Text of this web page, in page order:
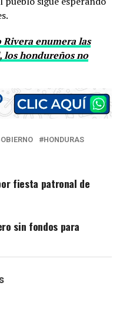
enumera las
los hondureños no
HONDURAS
fiesta patronal de
sin fondos para